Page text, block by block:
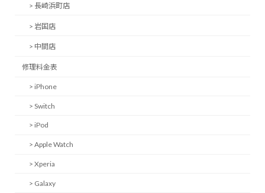
> 長崎浜町店
> 岩国店
> 中間店
修理料金表
> iPhone
> Switch
> iPod
> Apple Watch
> Xperia
> Galaxy